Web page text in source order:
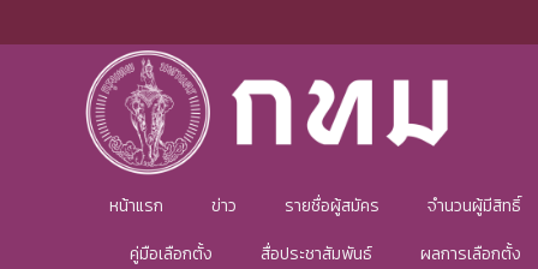
หน้าแรก ข่าว รายชื่อผู้สมัคร
จำนวนผู้มีสิทธิ์
คู่มือเลือกตั้ง
สื่อประชาสัมพันธ์
ผลการเลือกตั้ง